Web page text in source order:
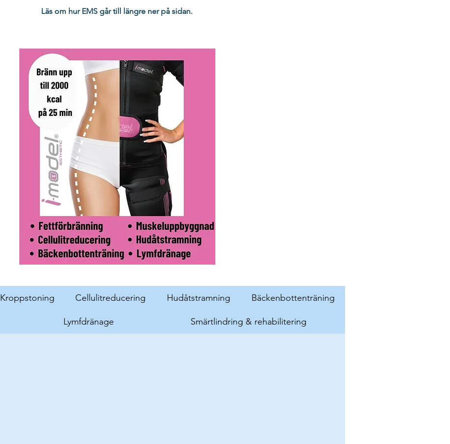
Läs om hur EMS går till längre ner på sidan.
Kroppstoning Cellulitreducering Hudåtstramning Bäckenbottenträning
Lymfdränage Smärtlindring & rehabilitering